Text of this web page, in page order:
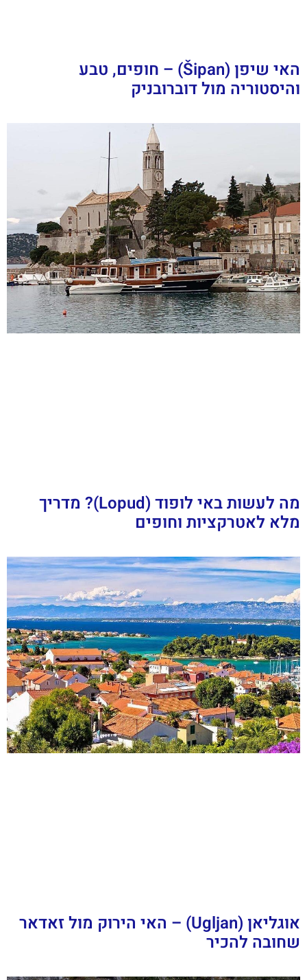
האי שיפן (Šipan) – חופים, טבע
והיסטוריה מול דוברובניק
מה לעשות באי לופוד (Lopud)? מדריך
מלא לאטרקציות וחופים
אוגליאן (Ugljan) – האי הירוק מול זאדאר
שחובה להכיר